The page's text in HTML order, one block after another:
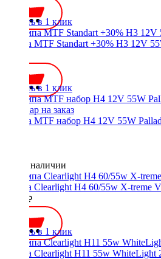
Купить в 1 клик
Лампа MTF Standart +30% H3 12V
Купить в 1 клик
Лампа MTF набор H4 12V 55W
Нет в наличии
Лампа Clearlight H4 60/55w X-treme
1300 ₽
Купить в 1 клик
Лампа Clearlight H11 55w WhiteLight